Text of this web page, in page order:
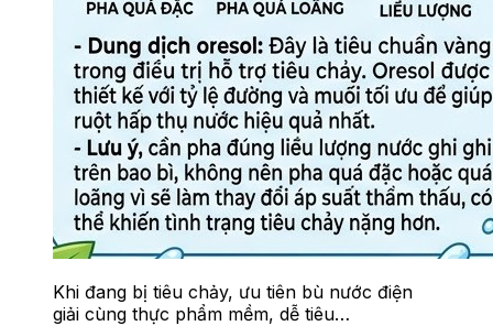
Khi đang bị tiêu chảy, ưu tiên bù nước điện
giải cùng thực phẩm mềm, dễ tiêu…